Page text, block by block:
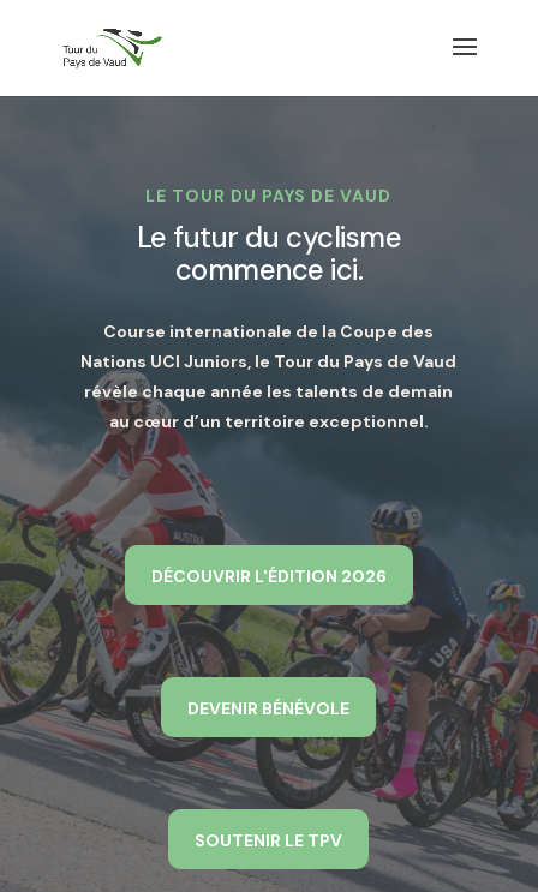
LE TOUR DU PAYS DE VAUD
Le futur du cyclisme
commence ici.
Course internationale de la Coupe des
Nations UCI Juniors, le Tour du Pays de Vaud
révèle chaque année les talents de demain
au cœur d’un territoire exceptionnel.
DÉCOUVRIR L'ÉDITION 2026
DEVENIR BÉNÉVOLE
SOUTENIR LE TPV